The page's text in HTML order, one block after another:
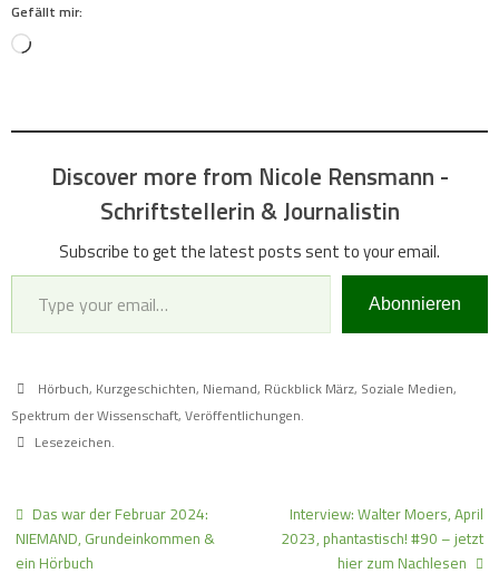
Gefällt mir:
Loading…
Discover more from Nicole Rensmann -
Schriftstellerin & Journalistin
Subscribe to get the latest posts sent to your email.
Type your email…
Abonnieren
Hörbuch, Kurzgeschichten, Niemand, Rückblick März, Soziale Medien,
Spektrum der Wissenschaft, Veröffentlichungen.
Lesezeichen.
Das war der Februar 2024:
NIEMAND, Grundeinkommen &
ein Hörbuch
Interview: Walter Moers, April
2023, phantastisch! #90 – jetzt
hier zum Nachlesen